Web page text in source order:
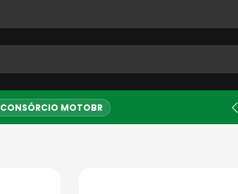
CONSÓRCIO MOTOBREntrega Expressa